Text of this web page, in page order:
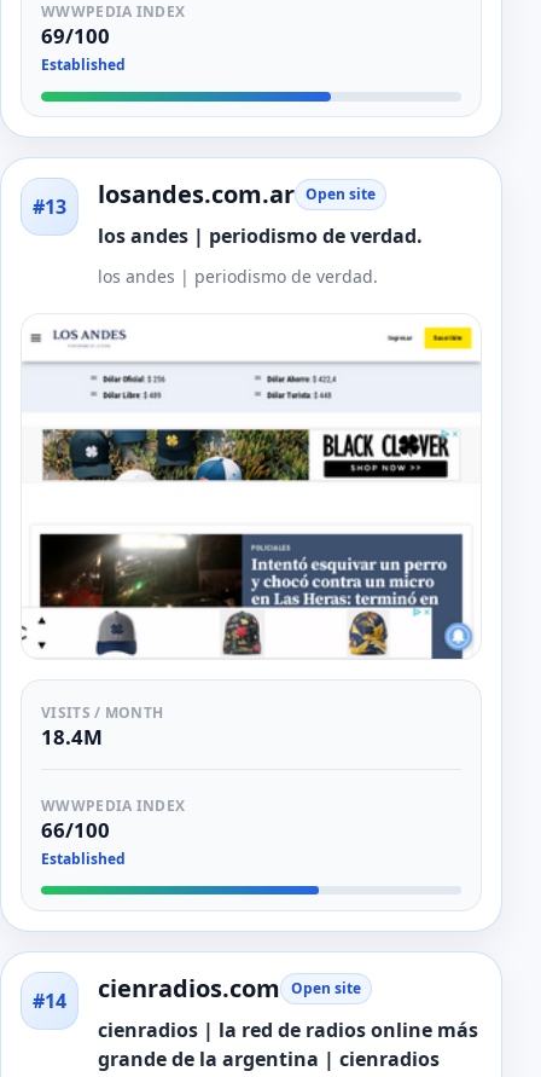
WWWPEDIA INDEX
69/100
Established
#13 losandes.com.ar Open site
los andes | periodismo de verdad.
los andes | periodismo de verdad.
VISITS / MONTH
18.4M
WWWPEDIA INDEX
66/100
Established
#14 cienradios.com Open site
cienradios | la red de radios online más
grande de la argentina | cienradios